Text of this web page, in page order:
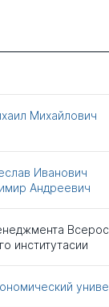
Михайлович
Иванович
Андреевич
институтасии